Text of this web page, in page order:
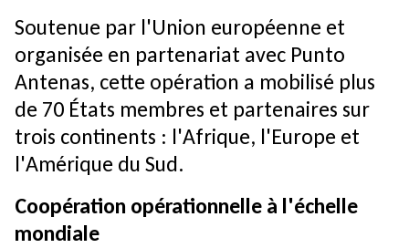
Soutenue par l'Union européenne et
organisée en partenariat avec Punto
Antenas, cette opération a mobilisé plus
de 70 États membres et partenaires sur
trois continents : l'Afrique, l'Europe et
l'Amérique du Sud.
Coopération opérationnelle à l'échelle
mondiale